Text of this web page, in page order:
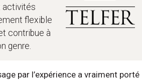
activités
flexible
contribue à
genre.
par l’expérience a vraiment porté